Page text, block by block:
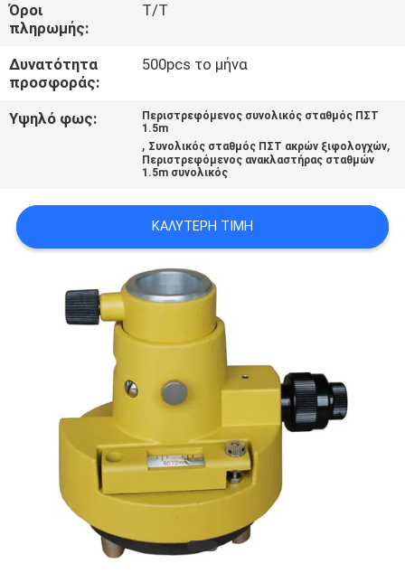
ΖΗΤΉΣΤΕ
ΈΝΑ
ΑΠΌΣΠΑΣΜΑ
PRIVACY
POLICY
Όροι
πληρωμής:
T/T
Δυνατότητα
προσφοράς:
500pcs το μήνα
Υψηλό φως:
Περιστρεφόμενος συνολικός σταθμός ΠΣΤ
1.5m
, Συνολικός σταθμός ΠΣΤ ακρών ξιφολογχών,
Περιστρεφόμενος ανακλαστήρας σταθμών
1.5m συνολικός
ΚΑΛΎΤΕΡΗ ΤΙΜΉ